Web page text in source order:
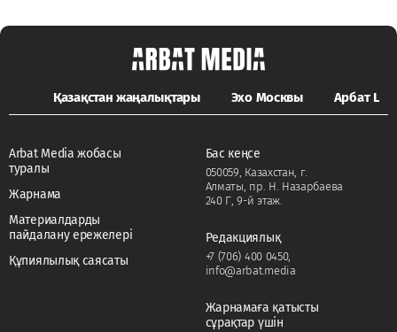
Қазақстан жаңалықтары Эхо Москвы Арбат LIFE
Arbat Media жобасы
туралы
Жарнама
Материалдарды
пайдалану ережелері
Құпиялылық саясаты
Бас кеңсе
050059, Казахстан, г.
Алматы, пр. Н. Назарбаева
240 Г, 9-й этаж.
Редакциялық
+7 (706) 400 0450,
info@arbat.media
Жарнамаға қатысты
сұрақтар үшін